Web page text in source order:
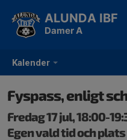
Kalender
ALUNDA IBF
Damer A
Fyspass, enligt
Fredag 17 jul, 18:00-
Egen vald tid och